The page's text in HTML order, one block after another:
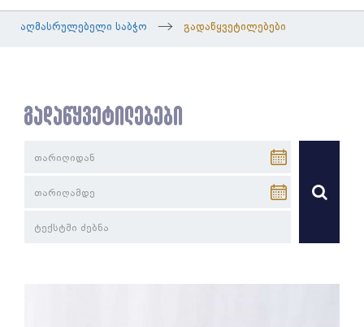
აღმასრულებელი საბჭო გადაწყვეტილებები
გადაწყვეტილებები